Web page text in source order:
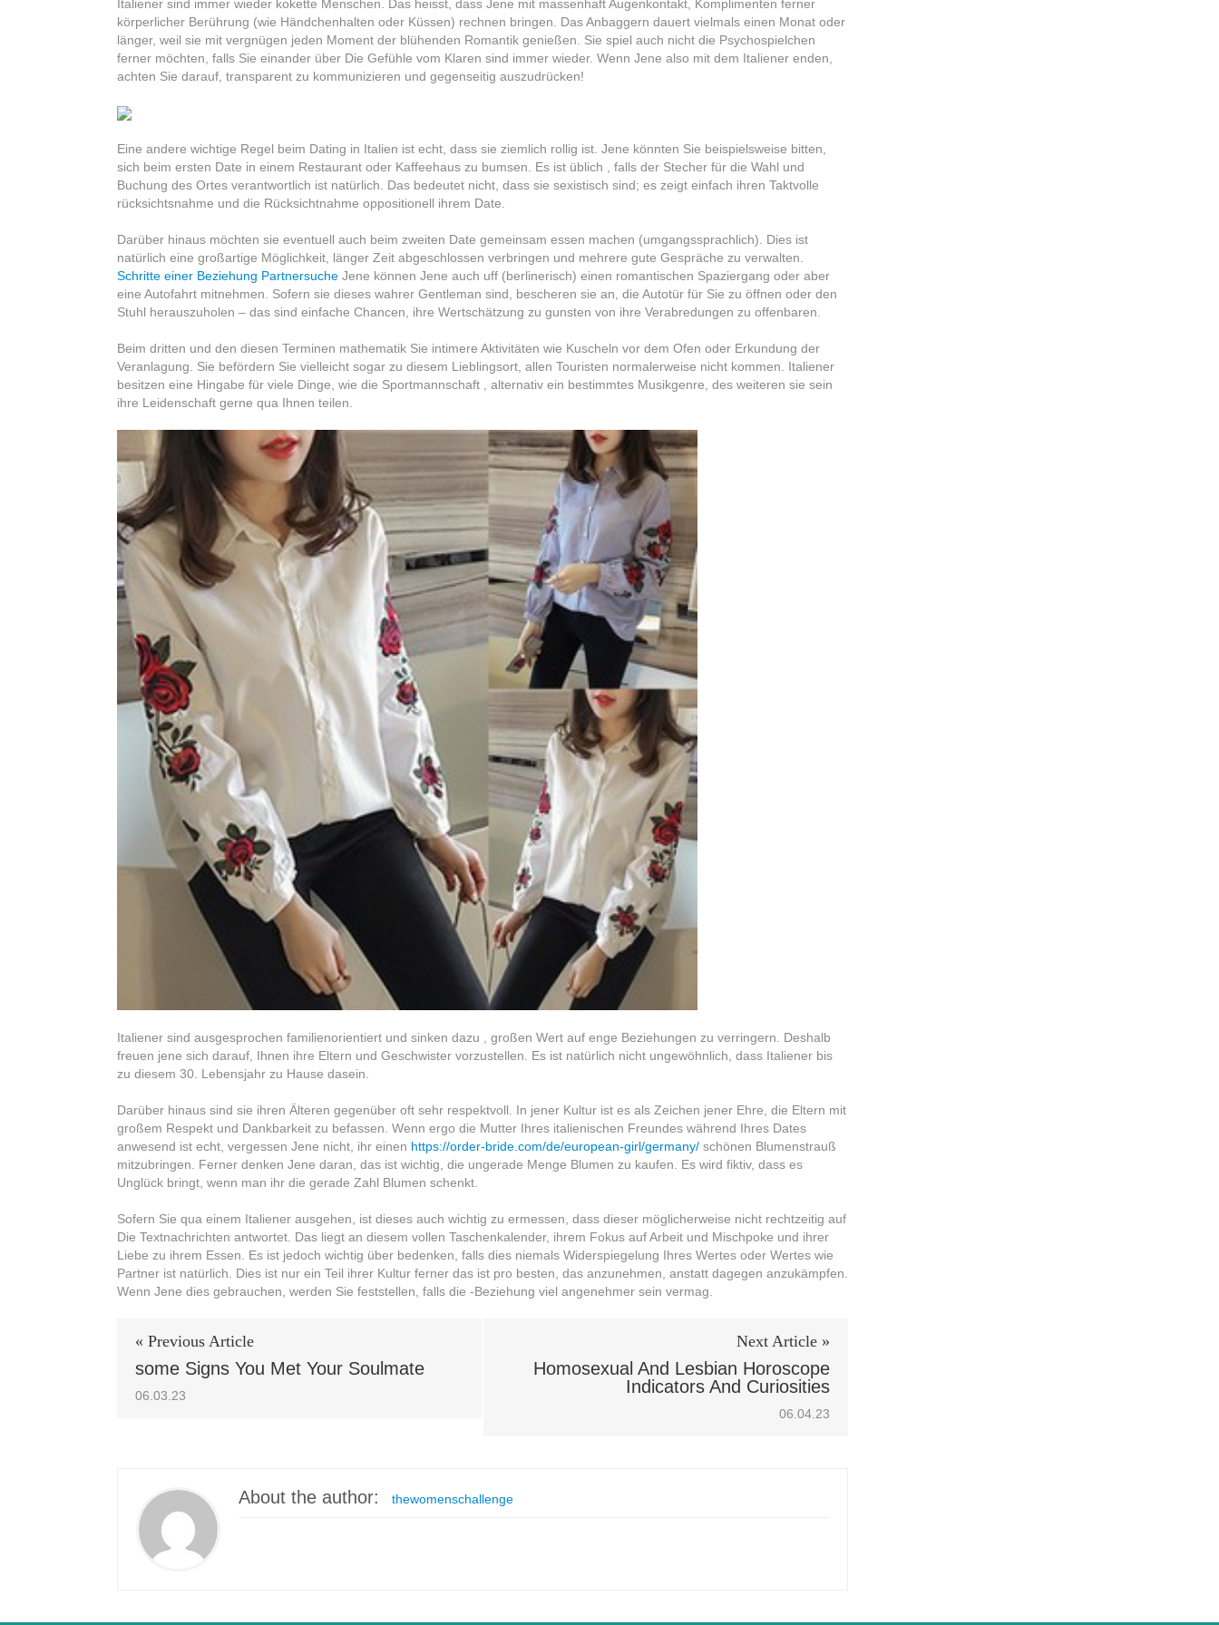
Dating-
Etikette
Italiener sind immer wieder kokette Menschen. Das heisst, dass Jene mit massenhaft Augenkontakt, Komplimenten ferner
körperlicher Berührung (wie Händchenhalten oder Küssen) rechnen bringen. Das Anbaggern dauert vielmals einen Monat oder
länger, weil sie mit vergnügen jeden Moment der blühenden Romantik genießen. Sie spiel auch nicht die Psychospielchen
ferner möchten, falls Sie einander über Die Gefühle vom Klaren sind immer wieder. Wenn Jene also mit dem Italiener enden,
achten Sie darauf, transparent zu kommunizieren und gegenseitig auszudrücken!
Eine andere wichtige Regel beim Dating in Italien ist echt, dass sie ziemlich rollig ist. Jene könnten Sie beispielsweise bitten,
sich beim ersten Date in einem Restaurant oder Kaffeehaus zu bumsen. Es ist üblich , falls der Stecher für die Wahl und
Buchung des Ortes verantwortlich ist natürlich. Das bedeutet nicht, dass sie sexistisch sind; es zeigt einfach ihren Taktvolle
rücksichtsnahme und die Rücksichtnahme oppositionell ihrem Date.
Darüber hinaus möchten sie eventuell auch beim zweiten Date gemeinsam essen machen (umgangssprachlich). Dies ist
natürlich eine großartige Möglichkeit, länger Zeit abgeschlossen verbringen und mehrere gute Gespräche zu verwalten.
Schritte einer Beziehung Partnersuche Jene können Jene auch uff (berlinerisch) einen romantischen Spaziergang oder aber
eine Autofahrt mitnehmen. Sofern sie dieses wahrer Gentleman sind, bescheren sie an, die Autotür für Sie zu öffnen oder den
Stuhl herauszuholen – das sind einfache Chancen, ihre Wertschätzung zu gunsten von ihre Verabredungen zu offenbaren.
Beim dritten und den diesen Terminen mathematik Sie intimere Aktivitäten wie Kuscheln vor dem Ofen oder Erkundung der
Veranlagung. Sie befördern Sie vielleicht sogar zu diesem Lieblingsort, allen Touristen normalerweise nicht kommen. Italiener
besitzen eine Hingabe für viele Dinge, wie die Sportmannschaft , alternativ ein bestimmtes Musikgenre, des weiteren sie sein
ihre Leidenschaft gerne qua Ihnen teilen.
Italiener sind ausgesprochen familienorientiert und sinken dazu , großen Wert auf enge Beziehungen zu verringern. Deshalb
freuen jene sich darauf, Ihnen ihre Eltern und Geschwister vorzustellen. Es ist natürlich nicht ungewöhnlich, dass Italiener bis
zu diesem 30. Lebensjahr zu Hause dasein.
Darüber hinaus sind sie ihren Älteren gegenüber oft sehr respektvoll. In jener Kultur ist es als Zeichen jener Ehre, die Eltern mit
großem Respekt und Dankbarkeit zu befassen. Wenn ergo die Mutter Ihres italienischen Freundes während Ihres Dates
anwesend ist echt, vergessen Jene nicht, ihr einen https://order-bride.com/de/european-girl/germany/ schönen Blumenstrauß
mitzubringen. Ferner denken Jene daran, das ist wichtig, die ungerade Menge Blumen zu kaufen. Es wird fiktiv, dass es
Unglück bringt, wenn man ihr die gerade Zahl Blumen schenkt.
Sofern Sie qua einem Italiener ausgehen, ist dieses auch wichtig zu ermessen, dass dieser möglicherweise nicht rechtzeitig auf
Die Textnachrichten antwortet. Das liegt an diesem vollen Taschenkalender, ihrem Fokus auf Arbeit und Mischpoke und ihrer
Liebe zu ihrem Essen. Es ist jedoch wichtig über bedenken, falls dies niemals Widerspiegelung Ihres Wertes oder Wertes wie
Partner ist natürlich. Dies ist nur ein Teil ihrer Kultur ferner das ist pro besten, das anzunehmen, anstatt dagegen anzukämpfen.
Wenn Jene dies gebrauchen, werden Sie feststellen, falls die -Beziehung viel angenehmer sein vermag.
« Previous Article
some Signs You Met Your Soulmate
06.03.23
Next Article »
Homosexual And Lesbian Horoscope
Indicators And Curiosities
06.04.23
About the author: thewomenschallenge